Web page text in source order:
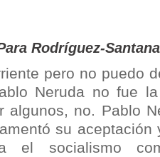
Rodríguez-Santana
pero no puedo
Neruda no fue
algunos, no. Pablo
su aceptación
el socialismo